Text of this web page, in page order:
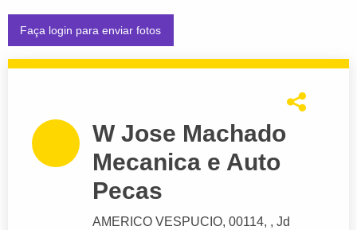
Faça login para enviar fotos
W Jose Machado
Mecanica e Auto
Pecas
AMERICO VESPUCIO, 00114, , Jd